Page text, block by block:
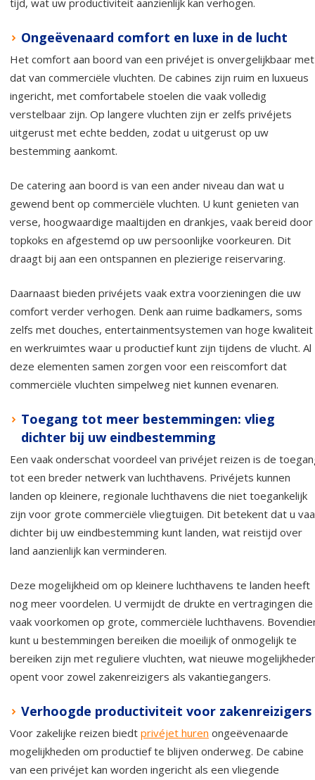
tijd, wat uw productiviteit aanzienlijk kan verhogen.
Ongeëvenaard comfort en luxe in de lucht
Het comfort aan boord van een privéjet is onvergelijkbaar met
dat van commerciële vluchten. De cabines zijn ruim en luxueus
ingericht, met comfortabele stoelen die vaak volledig
verstelbaar zijn. Op langere vluchten zijn er zelfs privéjets
uitgerust met echte bedden, zodat u uitgerust op uw
bestemming aankomt.
De catering aan boord is van een ander niveau dan wat u
gewend bent op commerciële vluchten. U kunt genieten van
verse, hoogwaardige maaltijden en drankjes, vaak bereid door
topkoks en afgestemd op uw persoonlijke voorkeuren. Dit
draagt bij aan een ontspannen en plezierige reiservaring.
Daarnaast bieden privéjets vaak extra voorzieningen die uw
comfort verder verhogen. Denk aan ruime badkamers, soms
zelfs met douches, entertainmentsystemen van hoge kwaliteit
en werkruimtes waar u productief kunt zijn tijdens de vlucht. Al
deze elementen samen zorgen voor een reiscomfort dat
commerciële vluchten simpelweg niet kunnen evenaren.
Toegang tot meer bestemmingen: vlieg
dichter bij uw eindbestemming
Een vaak onderschat voordeel van privéjet reizen is de
tot een breder netwerk van luchthavens. Privéjets kunnen
landen op kleinere, regionale luchthavens die niet toegankelijk
zijn voor grote commerciële vliegtuigen. Dit betekent dat u
dichter bij uw eindbestemming kunt landen, wat reistijd over
land aanzienlijk kan verminderen.
Deze mogelijkheid om op kleinere luchthavens te landen heeft
nog meer voordelen. U vermijdt de drukte en vertragingen die
vaak voorkomen op grote, commerciële luchthavens.
kunt u bestemmingen bereiken die moeilijk of onmogelijk te
bereiken zijn met reguliere vluchten, wat nieuwe
opent voor zowel zakenreizigers als vakantiegangers.
Verhoogde productiviteit voor zakenreizigers
Voor zakelijke reizen biedt privéjet huren ongeëvenaarde
mogelijkheden om productief te blijven onderweg. De cabine
van een privéjet kan worden ingericht als een vliegende